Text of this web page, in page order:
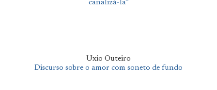
canalizá-la”
Uxio Outeiro
Discurso sobre o amor com soneto de fundo